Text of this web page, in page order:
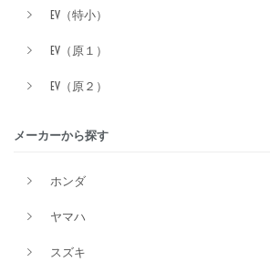
EV（特小）
EV（原１）
EV（原２）
メーカーから探す
ホンダ
ヤマハ
スズキ